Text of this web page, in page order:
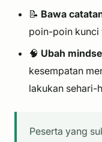
📝 Bawa
poin-poin kunci
🧠 Ubah
kesempatan
lakukan sehari-
Peserta yang